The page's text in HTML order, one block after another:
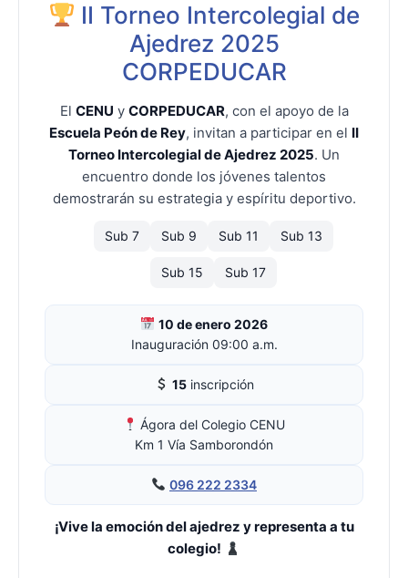
II Torneo Intercolegial de
Ajedrez 2025
CORPEDUCAR
El CENU y CORPEDUCAR, con el apoyo de la
Escuela Peón de Rey, invitan a participar en el II
Torneo Intercolegial de Ajedrez 2025. Un
encuentro donde los jóvenes talentos
demostrarán su estrategia y espíritu deportivo.
Sub 7 Sub 9 Sub 11 Sub 13
Sub 15 Sub 17
10 de enero 2026
Inauguración 09:00 a.m.
15inscripción
Ágora del Colegio CENU
Km 1 Vía Samborondón
096 222 2334
¡Vive la emoción del ajedrez y representa a tu
colegio!